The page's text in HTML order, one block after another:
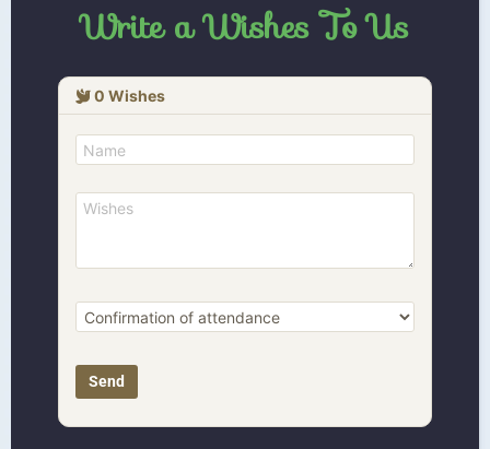
Write a Wishes To Us
0 Wishes